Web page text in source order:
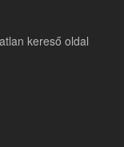
kereső oldal